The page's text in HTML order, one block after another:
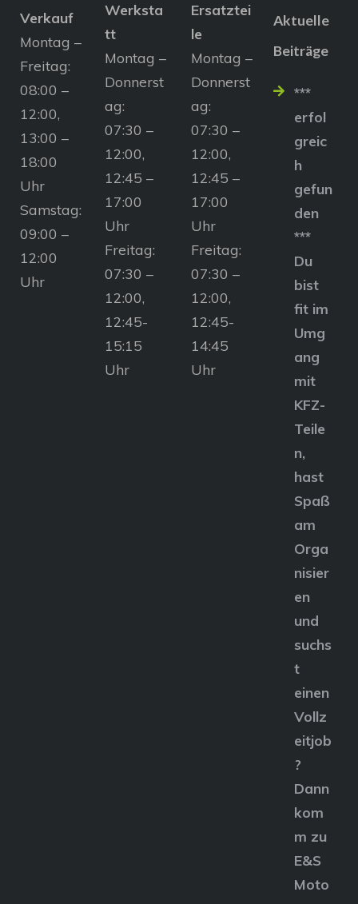
Verkauf
Montag –
Freitag:
08:00 –
12:00,
13:00 –
18:00
Uhr
Samstag:
09:00 –
12:00
Uhr
Werksta
tt
Montag –
Donnerst
ag:
07:30 –
12:00,
12:45 –
17:00
Uhr
Freitag:
07:30 –
12:00,
12:45-
15:15
Uhr
Ersatztei
le
Montag –
Donnerst
ag:
07:30 –
12:00,
12:45 –
17:00
Uhr
Freitag:
07:30 –
12:00,
12:45-
14:45
Uhr
Aktuelle
Beiträge
***
erfol
greic
h
gefun
den
***
Du
bist
fit im
Umg
ang
mit
KFZ-
Teile
n,
hast
Spaß
am
Orga
nisier
en
und
suchs
t
einen
Vollz
eitjob
?
Dann
kom
m zu
E&S
Moto